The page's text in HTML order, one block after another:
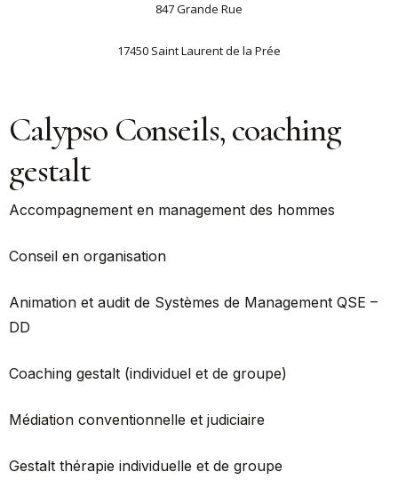
847 Grande Rue
17450 Saint Laurent de la Prée
Calypso Conseils, coaching
gestalt
Accompagnement en management des hommes
Conseil en organisation
Animation et audit de Systèmes de Management QSE –
DD
Coaching gestalt (individuel et de groupe)
Médiation conventionnelle et judiciaire
Gestalt thérapie individuelle et de groupe